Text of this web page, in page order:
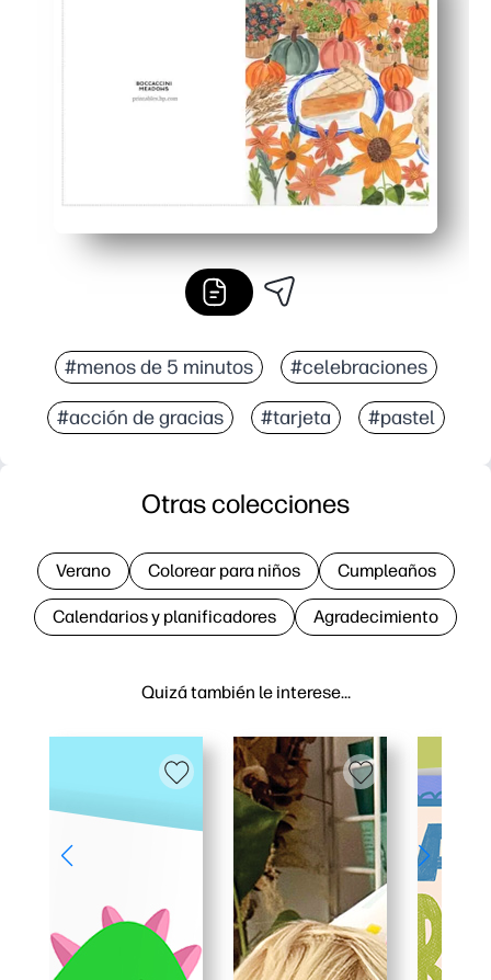
Perfecto para cualquier entorno: ideal para
Ahorra tiempo y es flexible: evita tener que ir a la
#menos de 5 minutos #celebraciones
#acción de gracias #tarjeta #pastel
Quizá también le interese…
Otras colecciones
Verano Colorear para niños Cumpleaños
Calendarios y planificadores Agradecimiento